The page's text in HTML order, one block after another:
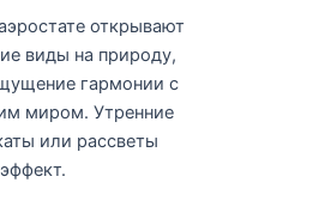
открывают
виды на природу,
гармонии с
миром. Утренние
или рассветы